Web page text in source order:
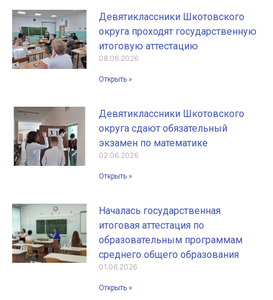
Девятиклассники Шкотовского
округа проходят государственную
итоговую аттестацию
08.06.2026
Открыть »
Девятиклассники Шкотовского
округа сдают обязательный
экзамен по математике
02.06.2026
Открыть »
Началась государственная
итоговая аттестация по
образовательным программам
среднего общего образования
01.06.2026
Открыть »